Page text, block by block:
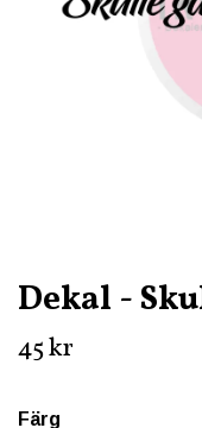
Dekal -
45 kr
Färg